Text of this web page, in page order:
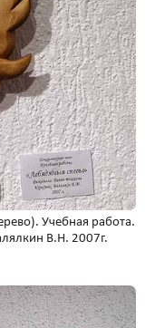
Учебная работа.
В.Н. 2007г.